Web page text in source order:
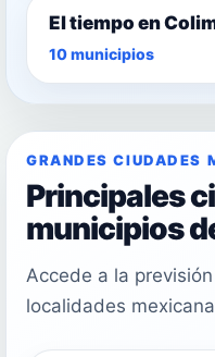
El tiempo en
10 municipios
GRANDES CIUDADES
Principales
municipios
Accede a la
localidades